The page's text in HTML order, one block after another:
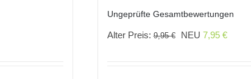
Ungeprüfte Gesamtbewertungen
Alter Preis: 9,95€
Ursprünglicher
NEU 7,95 €